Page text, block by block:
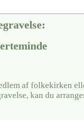
af folkekirken
kan du